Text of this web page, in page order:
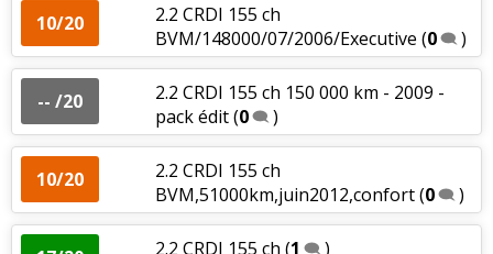
10/20
2.2 CRDI 155 ch
BVM/148000/07/2006/Executive (0 )
-- /20
2.2 CRDI 155 ch 150 000 km - 2009 -
pack édit(0 )
10/20
2.2 CRDI 155 ch
BVM,51000km,juin2012,confort(0 )
2.2 CRDI 155 ch (1 )